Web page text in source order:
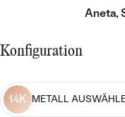
LUXURIÖSE
NACH EDELSTEIN
MIT DIAMANT
MIT
GOLD
SILBER
MIT DIAMANT
MIT EDELSTEIN
MIT TIEREN
NACH EDELSTEIN
MIT DIAMANT
NACH EDELSTEIN
PERLENRINGE
Aneta,
Konfiguration
14K METALL